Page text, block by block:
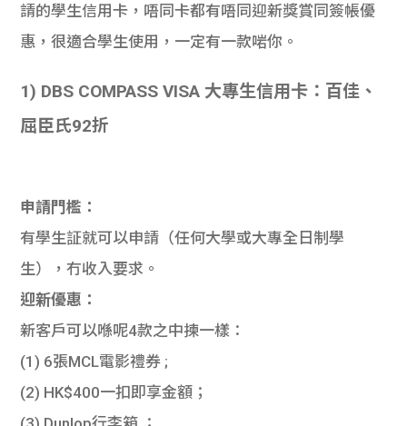
請的學生信用卡，唔同卡都有唔同迎新獎賞同簽帳優
惠，很適合學生使用，一定有一款啱你。
1) DBS COMPASS VISA 大專生信用卡：百佳、
屈臣氏92折
申請門檻：
有學生証就可以申請（任何大學或大專全日制學
生），冇收入要求。
迎新優惠：
新客戶可以喺呢4款之中揀一樣：
(1) 6張MCL電影禮券 ;
(2) HK$400一扣即享金額；